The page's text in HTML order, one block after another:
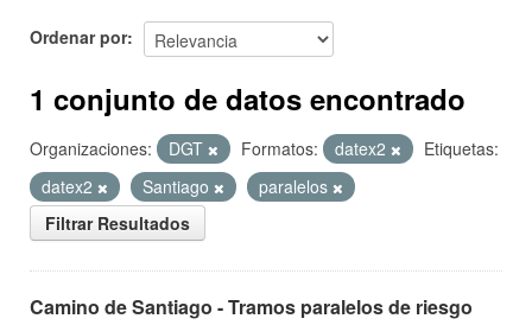
Ordenar por
1 conjunto de datos encontrado
Organizaciones: DGT Formatos: datex2
Etiquetas:
datex2
Santiago
paralelos
Filtrar Resultados
Camino de Santiago - Tramos paralelos de riesgo